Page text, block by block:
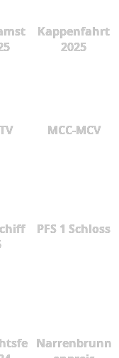
Kappenfahrt
2025
MCC-MCV
PFS 1 Schloss
Narrenbrunn